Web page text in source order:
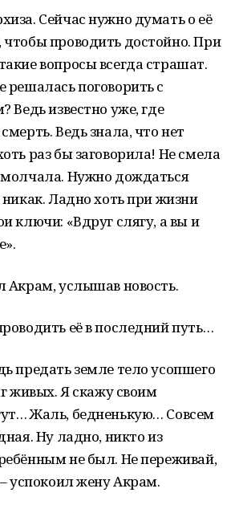
Сейчас нужно думать о её
проводить достойно. При
вопросы всегда страшат.
решалась поговорить с
Ведь известно уже, где
Ведь знала, что нет
раз бы заговорила! Не смела
Нужно дождаться
никак. Ладно хоть при жизни
ключи: «Вдруг слягу, а вы и
Акрам, услышав новость.
её в последний путь…
предать земле тело усопшего
живых. Я скажу своим
Жаль, бедненькую… Совсем
Ну ладно, никто из
не был. Не переживай,
успокоил жену Акрам.